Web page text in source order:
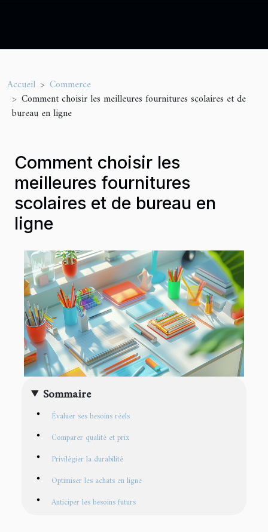
Accueil
Commerce
Comment choisir les meilleures fournitures scolaires et de
bureau en ligne
Comment choisir les
meilleures fournitures
scolaires et de bureau en
ligne
Sommaire
Évaluer ses besoins réels
Comparer qualité et prix
Privilégier la durabilité
Optimiser les achats en ligne
Anticiper les besoins futurs